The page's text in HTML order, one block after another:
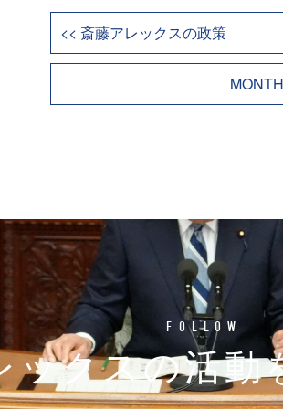
<< 斎藤アレックスの政策
FOLLOW
ックスの活動